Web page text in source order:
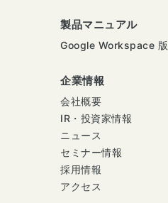
製品マニュアル
Google Workspace 版
企業情報
会社概要
IR・投資家情報
ニュース
セミナー情報
採用情報
アクセス